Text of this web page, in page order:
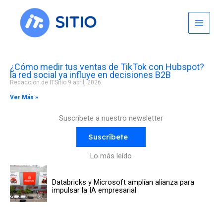
content
¿Cómo medir tus ventas de TikTok con Hubspot?
la red social ya influye en decisiones B2B
Redacción de ITSitio 9 abril, 2026
Ver Más »
Suscríbete a nuestro newsletter
Suscríbete
Lo más leído
Databricks y Microsoft amplían alianza para
impulsar la IA empresarial